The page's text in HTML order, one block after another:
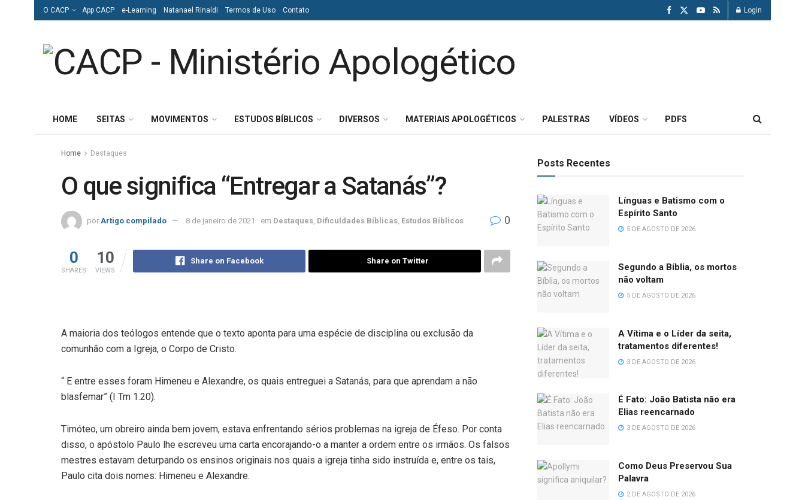
O CACP App CACP e-Learning Natanael Rinaldi Termos de Uso Contato Login
HOME SEITAS MOVIMENTOS ESTUDOS BÍBLICOS DIVERSOS MATERIAIS APOLOGÉTICOS PALESTRAS VÍDEOS PDFS
Home Destaques
O que significa “Entregar a Satanás”?
por Artigo compilado 8 de janeiro de 2021 em Destaques Dificuldades Bíblicas Estudos Bíblicos 0
0
SHARES
10
VIEWS
Share on Facebook Share on Twitter
A maioria dos teólogos entende que o texto aponta para uma espécie de disciplina ou exclusão da
comunhão com a Igreja, o Corpo de Cristo.
“ E entre esses foram Himeneu e Alexandre, os quais entreguei a Satanás, para que aprendam a não
blasfemar” (I Tm 1.20).
Timóteo, um obreiro ainda bem jovem, estava enfrentando sérios problemas na igreja de Éfeso. Por conta
disso, o apóstolo Paulo lhe escreveu uma carta encorajando-o a manter a ordem entre os irmãos. Os falsos
mestres estavam deturpando os ensinos originais nos quais a igreja tinha sido instruída e, entre os tais,
Paulo cita dois nomes: Himeneu e Alexandre.
Posts Recentes
Línguas e Batismo com o
Espírito Santo
5 DE AGOSTO DE 2026
Segundo a Bíblia, os mortos
não voltam
5 DE AGOSTO DE 2026
A Vítima e o Líder da seita,
tratamentos diferentes!
3 DE AGOSTO DE 2026
É Fato: João Batista não era
Elias reencarnado
3 DE AGOSTO DE 2026
Como Deus Preservou Sua
Palavra
2 DE AGOSTO DE 2026